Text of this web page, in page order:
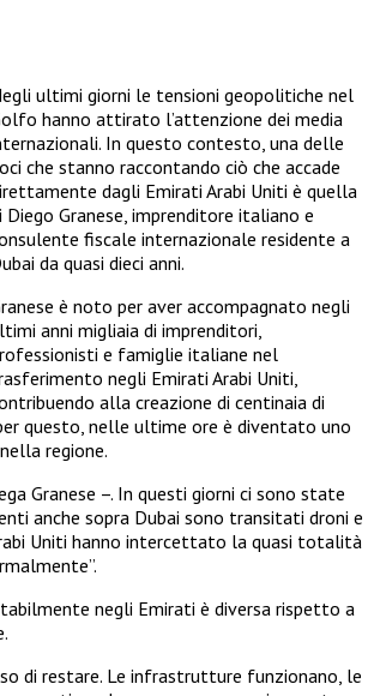
ultimi giorni le tensioni geopolitiche nel
hanno attirato l’attenzione dei media
In questo contesto, una delle
che stanno raccontando ciò che accade
dagli Emirati Arabi Uniti è quella
Diego Granese, imprenditore italiano e
fiscale internazionale residente a
da quasi dieci anni.
è noto per aver accompagnato negli
anni migliaia di imprenditori,
e famiglie italiane nel
negli Emirati Arabi Uniti,
alla creazione di centinaia di
questo, nelle ultime ore è diventato uno
regione.
Granese –. In questi giorni ci sono state
anche sopra Dubai sono transitati droni e
Uniti hanno intercettato la quasi totalità
negli Emirati è diversa rispetto a
di restare. Le infrastrutture funzionano, le